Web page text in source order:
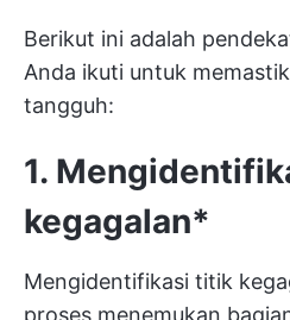
Berikut ini adalah
Anda ikuti untuk
tangguh:
1.
kegagalan*
Mengidentifikasi titik
proses menemukan